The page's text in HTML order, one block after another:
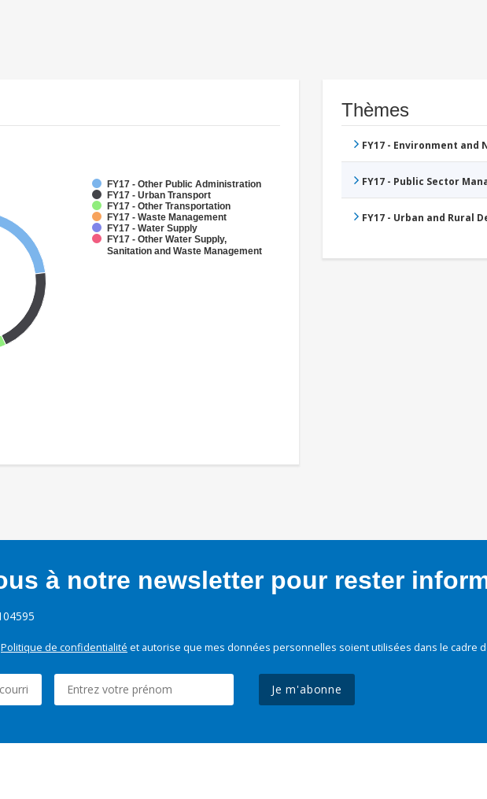
FY17 - Other Public Administration
FY17 - Urban Transport
FY17 - Other Transportation
FY17 - Waste Management
FY17 - Water Supply
FY17 - Other Water Supply,
Sanitation and Waste Management
Thèmes
FY17 - Environment
FY17 - Public Sector
FY17 - Urban and Rural
à notre newsletter pour rester
Politique de confidentialité et autorise que mes données personnelles soient utilisées dans le cadre
Je m'abonne